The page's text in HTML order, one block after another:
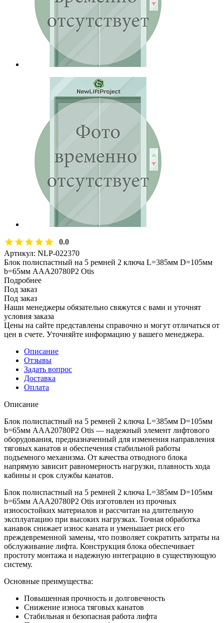
0.0
Артикул: NLP-022370
Блок полиспастный на 5 ремней 2 ключа L=385мм D=105мм
b=65мм AAA20780P2 Otis
Подробнее
Под заказ
Под заказ
Наши менеджеры обязательно свяжутся с вами и уточнят
условия заказа
Цены на сайте представлены справочно и могут отличаться от
цен в счете. Уточняйте информацию у вашего менеджера.
Описание
Отзывы
Задать вопрос
Доставка
Оплата
Описание
Блок полиспастный на 5 ремней 2 ключа L=385мм D=105мм
b=65мм AAA20780P2 Otis — надежный элемент лифтового
оборудования, предназначенный для изменения направления
тяговых канатов и обеспечения стабильной работы
подъемного механизма. От качества отводного блока
напрямую зависит равномерность нагрузки, плавность хода
кабины и срок службы канатов.
Блок полиспастный на 5 ремней 2 ключа L=385мм D=105мм
b=65мм AAA20780P2 Otis изготовлен из прочных
износостойких материалов и рассчитан на длительную
эксплуатацию при высоких нагрузках. Точная обработка
канавок снижает износ каната и уменьшает риск его
преждевременной замены, что позволяет сократить затраты на
обслуживание лифта. Конструкция блока обеспечивает
простоту монтажа и надежную интеграцию в существующую
систему.
Основные преимущества:
Повышенная прочность и долговечность
Снижение износа тяговых канатов
Стабильная и безопасная работа лифта